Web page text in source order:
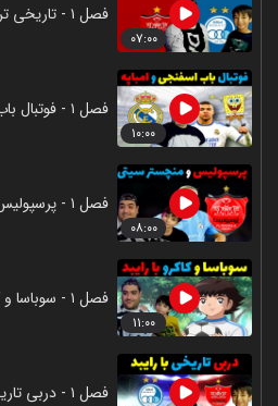
۰۷:۰۰
فصل ۱ - تاریخی ترین دربی جهان
۱۰:۰۰
فصل ۱ - فوتبال باب اسفنجی و امباپه
۰۸:۰۰
فصل ۱ - پرسپولیس و منچسترسیتی
۱۱:۰۰
فصل ۱ - سوباسا و کاکرو با رایبد
فصل ۱ - دربی تاریخی با رایبد